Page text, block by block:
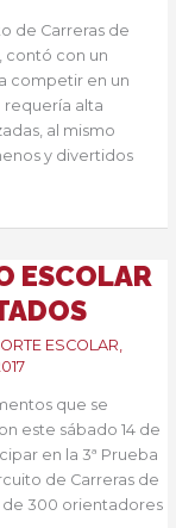
de Carreras de
contó con un
competir en un
alta
al mismo
y divertidos
ESCOLAR
ESCOLAR
que se
este sábado 14 de
en la 3ª Prueba
de Carreras de
de 300 orientadores